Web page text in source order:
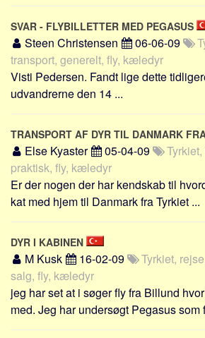
Statistik
Praktisk
Alle
Meta
Dokumenttyper
Skribenter
Personer
Steder
Om
Webstedet
Forhistorien
Redigering
Tekstannoncer
SVAR - FLYBILLETTER MED PEGASUS
Steen Christensen 06-06-09
transport, generelt, fly, kæledyr
Visti Pedersen. Fandt lige dette
udvandrerne den 14 ...
TRANSPORT AF DYR TIL DANMARK
Else Kyaster 05-04-09
Tyrkiet,
praktisk, fly, kæledyr
Er der nogen der har kendskab til
kat med hjem til Danmark fra Tyrkiet ...
DYR I KABINEN
M Kusk 16-02-09
Tyrkiet,
salg, fly, kæledyr
jeg har set at i søger fly fra Billund
med. Jeg har undersøgt Pegasus som